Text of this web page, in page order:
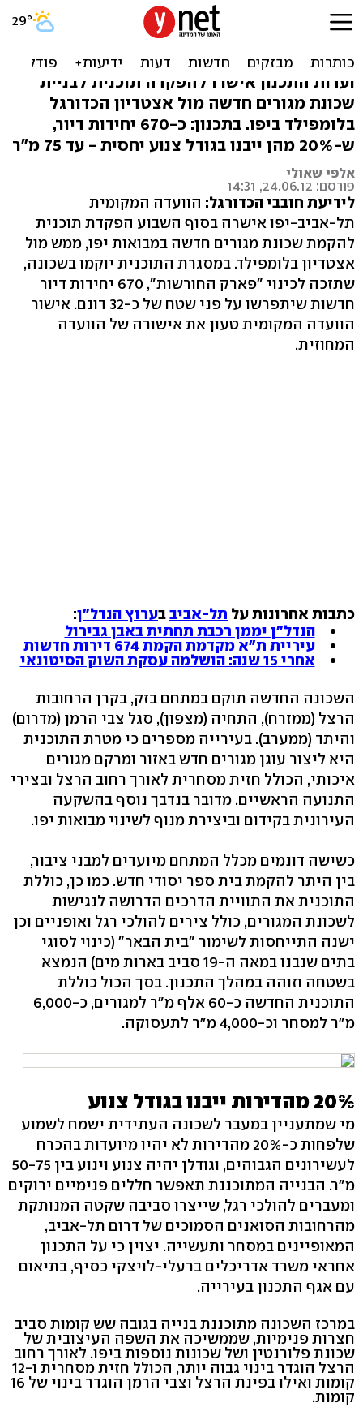
לאור הזרקורים: שכונה חדשה
מול בלומפילד
ועדות התכנון אישרו להפקדה תוכנית לבניית
שכונת מגורים חדשה מול אצטדיון הכדורגל
בלומפילד ביפו. בתכנון: כ-670 יחידות דיור,
ש-20% מהן ייבנו בגודל צנוע יחסית - עד 75 מ"ר
אלפי שאולי
פורסם: 24.06.12, 14:31
לידיעת חובבי הכדורגל: הוועדה המקומית
תל-אביב-יפו אישרה בסוף השבוע הפקדת תוכנית
להקמת שכונת מגורים חדשה במבואות יפו, ממש מול
אצטדיון בלומפילד. במסגרת התוכנית יוקמו בשכונה,
שתזכה לכינוי "פארק החורשות", 670 יחידות דיור
חדשות שיתפרשו על פני שטח של כ-32 דונם. אישור
הוועדה המקומית טעון את אישורה של הוועדה
המחוזית.
כתבות אחרונות על תל-אביבבערוץ הנדל"ן:
הנדל"ן יממן רכבת תחתית באבן גבירול
עיריית ת"א מקדמת הקמת 674 דירות חדשות
אחרי 15 שנה: הושלמה עסקת השוק הסיטונאי
השכונה החדשה תוקם במתחם בזק, בקרן הרחובות
הרצל (ממזרח), התחיה (מצפון), סגל צבי הרמן (מדרום)
והיתד (ממערב). בעירייה מספרים כי מטרת התוכנית
היא ליצור עוגן מגורים חדש באזור ומרקם מגורים
איכותי, הכולל חזית מסחרית לאורך רחוב הרצל ובצירי
התנועה הראשיים. מדובר בנדבך נוסף בהשקעה
העירונית בקידום וביצירת מנוף לשינוי מבואות יפו.
כשישה דונמים מכלל המתחם מיועדים למבני ציבור,
בין היתר להקמת בית ספר יסודי חדש. כמו כן, כוללת
התוכנית את התוויית הדרכים הדרושה לנגישות
לשכונת המגורים, כולל צירים להולכי רגל ואופניים וכן
ישנה התייחסות לשימור "בית הבאר" (כינוי לסוגי
בתים שנבנו במאה ה-19 סביב בארות מים) הנמצא
בשטחה וזוהה במהלך התכנון. בסך הכול כוללת
התוכנית החדשה כ-60 אלף מ"ר למגורים, כ-6,000
מ"ר למסחר וכ-4,000 מ"ר לתעסוקה.
20% מהדירות ייבנו בגודל צנוע
מי שמתעניין במעבר לשכונה העתידית ישמח לשמוע
שלפחות כ-20% מהדירות לא יהיו מיועדות בהכרח
לעשירונים הגבוהים, וגודלן יהיה צנוע וינוע בין 50-75
מ"ר. הבנייה המתוכננת תאפשר חללים פנימיים ירוקים
ומעברים להולכי רגל, שייצרו סביבה שקטה המנותקת
מהרחובות הסואנים הסמוכים של דרום תל-אביב,
המאופיינים במסחר ותעשייה. יצוין כי על התכנון
אחראי משרד אדריכלים ברעלי-לויצקי כסיף, בתיאום
עם אגף התכנון בעירייה.
במרכז השכונה מתוכננת בנייה בגובה שש קומות סביב
חצרות פנימיות, שממשיכה את השפה העיצובית של
שכונת פלורנטין ושל שכונות נוספות ביפו. לאורך רחוב
הרצל הוגדר בינוי גבוה יותר, הכולל חזית מסחרית ו-12
קומות ואילו בפינת הרצל וצבי הרמן הוגדר בינוי של 16
קומות.